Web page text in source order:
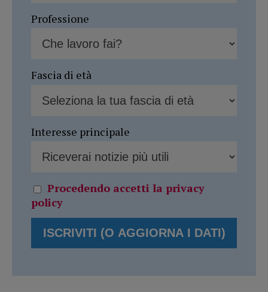
Professione
Fascia di età
Interesse principale
Procedendo accetti la privacy
policy